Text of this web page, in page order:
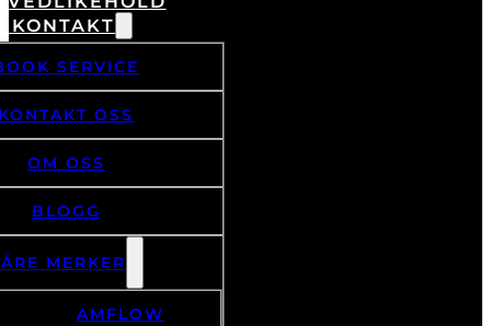
KONTAKT
SERVICE
OSS
OM OSS
BLOGG
MERKER
AMFLOW